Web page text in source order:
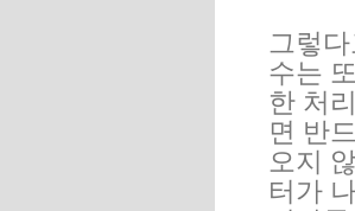
그렇
수는
한 처
면 반
오지
터가